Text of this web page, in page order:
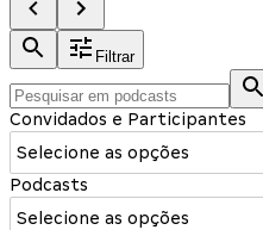
Filtrar
Convidados e Participantes
Selecione as opções
Podcasts
Selecione as opções